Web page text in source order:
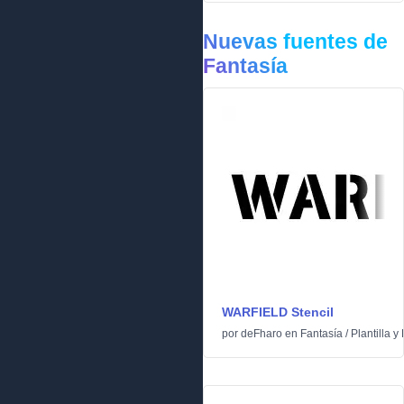
Nuevas fuentes de
Fantasía
WARFIELD Stencil
por deFharo en Fantasía / Plantilla y